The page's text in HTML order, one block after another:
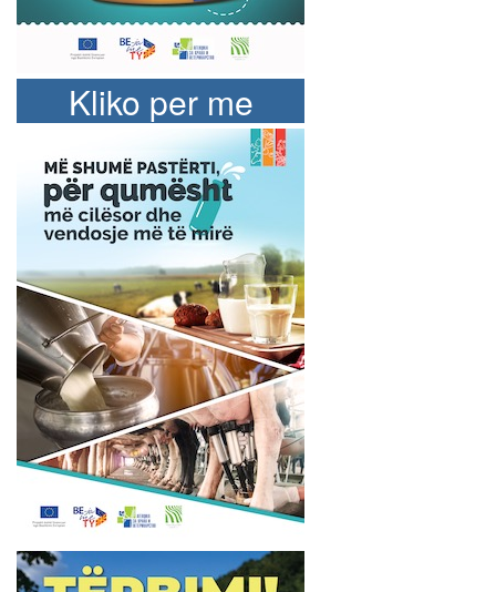
Kliko per me
shume